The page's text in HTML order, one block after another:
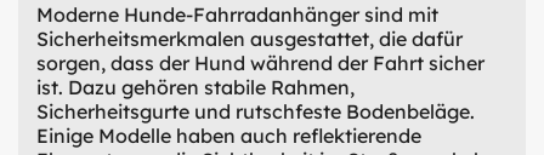
Moderne Hunde-Fahrradanhänger sind mit
Sicherheitsmerkmalen ausgestattet, die dafür
sorgen, dass der Hund während der Fahrt sicher
ist. Dazu gehören stabile Rahmen,
Sicherheitsgurte und rutschfeste Bodenbeläge.
Einige Modelle haben auch reflektierende